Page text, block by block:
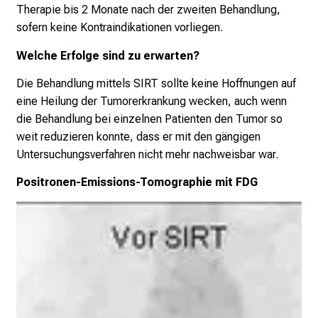
Therapie bis 2 Monate nach der zweiten Behandlung,
sofern keine Kontraindikationen vorliegen.
Welche Erfolge sind zu erwarten?
Die Behandlung mittels SIRT sollte keine Hoffnungen auf
eine Heilung der Tumorerkrankung wecken, auch wenn
die Behandlung bei einzelnen Patienten den Tumor so
weit reduzieren konnte, dass er mit den gängigen
Untersuchungsverfahren nicht mehr nachweisbar war.
Positronen-Emissions-Tomographie mit FDG